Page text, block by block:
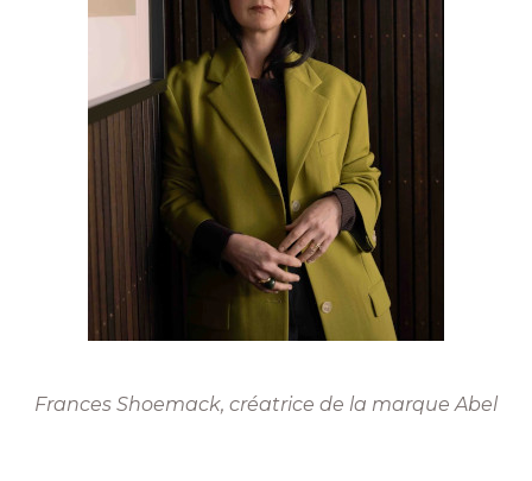
Frances Shoemack, créatrice de la marque Abel